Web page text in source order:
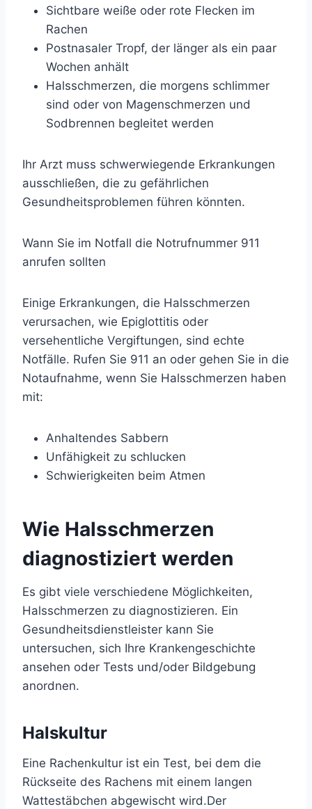
Sichtbare weiße oder rote Flecken im
Rachen
Postnasaler Tropf, der länger als ein paar
Wochen anhält
Halsschmerzen, die morgens schlimmer
sind oder von Magenschmerzen und
Sodbrennen begleitet werden
Ihr Arzt muss schwerwiegende Erkrankungen
ausschließen, die zu gefährlichen
Gesundheitsproblemen führen könnten.
Wann Sie im Notfall die Notrufnummer 911
anrufen sollten
Einige Erkrankungen, die Halsschmerzen
verursachen, wie Epiglottitis oder
versehentliche Vergiftungen, sind echte
Notfälle. Rufen Sie 911 an oder gehen Sie in die
Notaufnahme, wenn Sie Halsschmerzen haben
mit:
Anhaltendes Sabbern
Unfähigkeit zu schlucken
Schwierigkeiten beim Atmen
Wie Halsschmerzen
diagnostiziert werden
Es gibt viele verschiedene Möglichkeiten,
Halsschmerzen zu diagnostizieren. Ein
Gesundheitsdienstleister kann Sie
untersuchen, sich Ihre Krankengeschichte
ansehen oder Tests und/oder Bildgebung
anordnen.
Halskultur
Eine Rachenkultur ist ein Test, bei dem die
Rückseite des Rachens mit einem langen
Wattestäbchen abgewischt wird.Der